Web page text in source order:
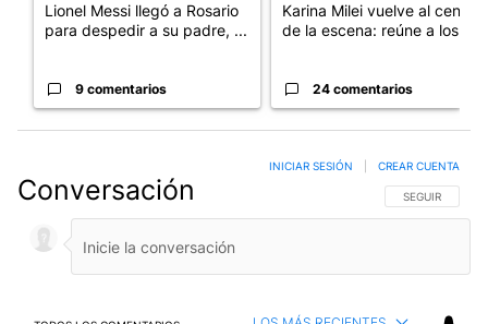
Lionel Messi llegó a Rosario
para despedir a su padre, ...
9 comentarios
Karina Milei vuelve al centro
de la escena: reúne a los...
24 comentarios
Conversación SIGA ESTA
SEGUIR
INICIAR SESIÓN CREAR CUENTA